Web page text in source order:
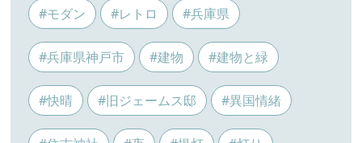
#モダン #レトロ #兵庫県
#兵庫県神戸市 #建物 #建物と緑
#快晴 #旧ジェームス邸 #異国情緒